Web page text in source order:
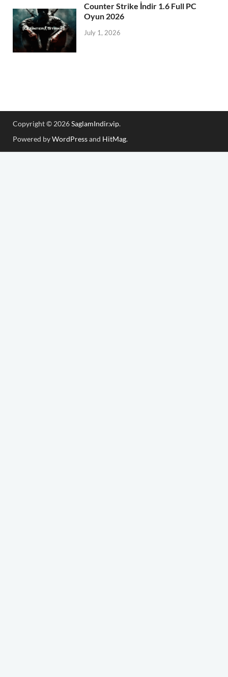
Counter Strike İndir 1.6 Full PC
Oyun 2026
July 1, 2026
Copyright © 2026SaglamIndir.vip.
Powered byWordPressand HitMag.